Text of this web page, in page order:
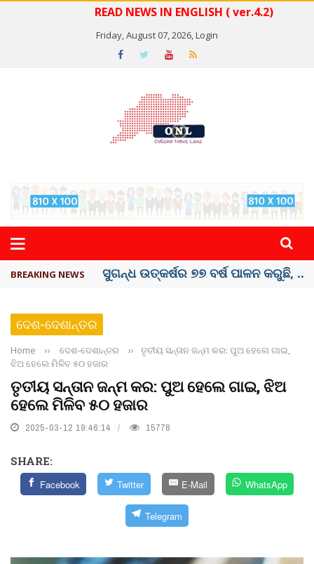
READ NEWS IN ENGLISH ( ver.4.2)
Friday, August 07, 2026,Login
BREAKING NEWS ୟୁପିଆଇ ଓ ଅନ୍ୟାନ୍ୟ ଡିଜିଟାଲ୍ ନେଣଦେଣ ...
ଦେଶ-ଦେଶାନ୍ତର
Home ›› ଦେଶ-ଦେଶାନ୍ତର ››
ତୃତୀୟ ସନ୍ତାନ ଜନ୍ମ କର: ପୁଅ ହେଲେ ଗାଇ,
ଝିଅ ହେଲେ ମିଳିବ ୫୦ ହଜାର
ତୃତୀୟ ସନ୍ତାନ ଜନ୍ମ କର: ପୁଅ ହେଲେ ଗାଇ, ଝିଅ
ହେଲେ ମିଳିବ ୫୦ ହଜାର
2025-03-12 19:46:14 15778
SHARE:
Facebook Twitter E-Mail WhatsApp
Telegram